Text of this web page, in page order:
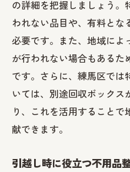
ェックポイント
不用品処理中の
時間とコストを
防策
回収日当日のト
不用品回収にお
方法
不用品処分時に注
の詳細を把握しましょう。
われない品目や、有料と
必要です。また、地域によ
が行われない場合もある
です。さらに、練馬区では
いては、別途回収ボックス
り、これを活用すること
献できます。
引越し時に役立つ不用品